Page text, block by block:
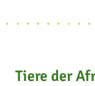
Tiere der